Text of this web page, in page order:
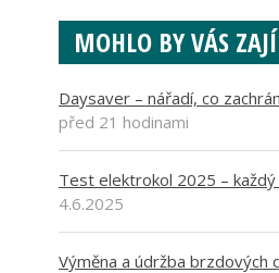
MOHLO BY VÁS
Daysaver – nářadí, co
před 21 hodinami
Test elektrokol 2025 –
4.6.2025
Výměna a údržba brzdových